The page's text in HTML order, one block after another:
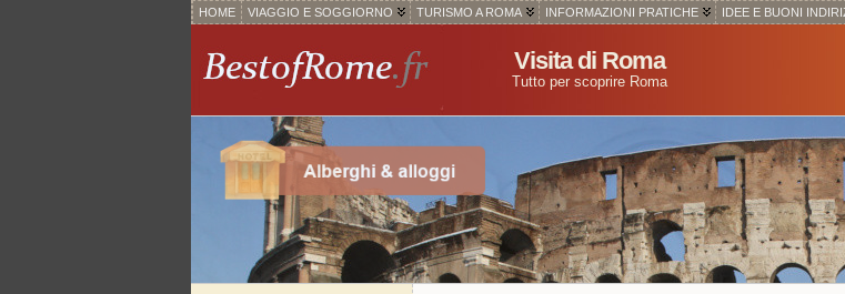
HOME VIAGGIO E SOGGIORNO TURISMO A ROMA INFORMAZIONI PRATICHE IDEE E BUONI
Visita di Roma
Tutto per scoprire Roma